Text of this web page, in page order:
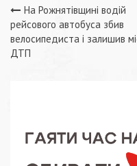
Навігація
записів
На Рожнятівщині водій
рейсового автобуса збив
велосипедиста і залишив
ДТП